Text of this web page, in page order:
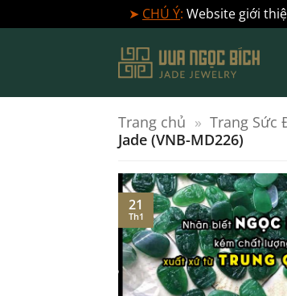
➤ CHÚ Ý: Website giới
dung
Trang chủ » Trang Sức
Jade (VNB-MD226)
21
Th1